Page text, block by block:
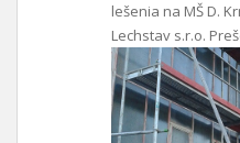
lešenia na MŠ D.
Lechstav s.r.o.